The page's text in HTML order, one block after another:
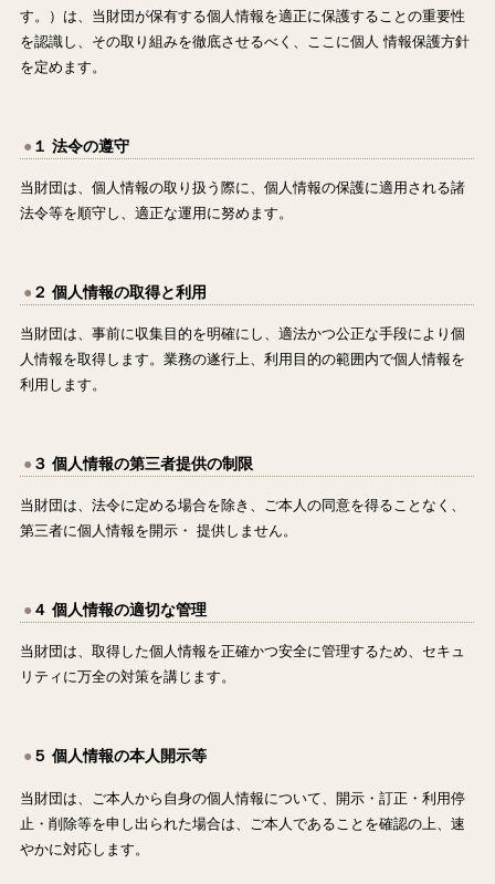
す。）は、当財団が保有する個人情報を適正に保護することの重要性
を認識し、その取り組みを徹底させるべく、ここに個人 情報保護方針
を定めます。
１ 法令の遵守
当財団は、個人情報の取り扱う際に、個人情報の保護に適用される諸
法令等を順守し、適正な運用に努めます。
２ 個人情報の取得と利用
当財団は、事前に収集目的を明確にし、適法かつ公正な手段により個
人情報を取得します。業務の遂行上、利用目的の範囲内で個人情報を
利用します。
３ 個人情報の第三者提供の制限
当財団は、法令に定める場合を除き、ご本人の同意を得ることなく、
第三者に個人情報を開示・ 提供しません。
４ 個人情報の適切な管理
当財団は、取得した個人情報を正確かつ安全に管理するため、セキュ
リティに万全の対策を講じます。
５ 個人情報の本人開示等
当財団は、ご本人から自身の個人情報について、開示・訂正・利用停
止・削除等を申し出られた場合は、ご本人であることを確認の上、速
やかに対応します。